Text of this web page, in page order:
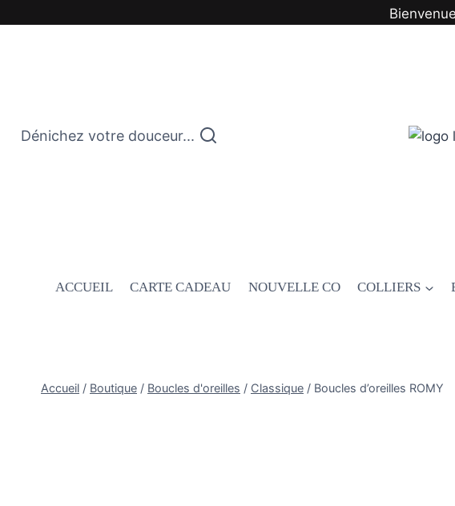
Dénichez votre douceur...
ACCUEIL CARTE CADEAU NOUVELLE CO COLLIERS
Accueil / Boutique / Boucles d'oreilles / Classique / Boucles d’oreilles ROMY